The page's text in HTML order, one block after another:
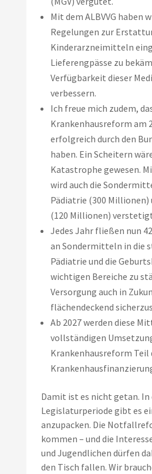
Mit dem ALBVVG haben
Regelungen zur
Kinderarzneimitteln
Lieferengpässe zu
Verfügbarkeit dieser
verbessern.
Ich freue mich zudem,
Krankenhausreform am
erfolgreich durch den
haben. Ein Scheitern
Katastrophe gewesen.
wird auch die
Pädiatrie (300
(120 Millionen)
Jedes Jahr fließen nun
an Sondermitteln in die
Pädiatrie und die
wichtigen Bereiche zu
Versorgung auch in
flächendeckend
Ab 2027 werden diese
vollständigen
Krankenhausreform Teil
Damit ist es nicht getan. In
Legislaturperiode gibt es
anzupacken. Die
kommen – und die
und Jugendlichen dürfen
den Tisch fallen. Wir